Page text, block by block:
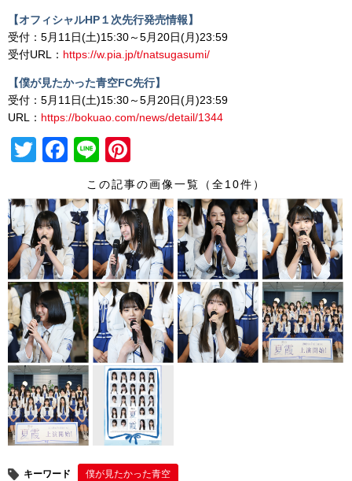
【オフィシャルHP１次先行発売情報】
受付：5月11日(土)15:30～5月20日(月)23:59
受付URL： https://w.pia.jp/t/natsugasumi/
【僕が見たかった青空FC先行】
受付：5月11日(土)15:30～5月20日(月)23:59
URL： https://bokuao.com/news/detail/1344
T
tt
er
F
c
e
b
o
o
k
Li
n
e
nt
er
e
st
この記事の画像一覧（全10件）
キーワード 僕が⾒たかった⻘空